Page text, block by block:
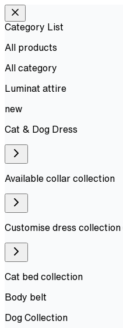
Category List
All products
All category
Luminat attire
new
Cat & Dog Dress
Available collar collection
Customise dress
Cat bed collection
Body belt
Dog Collection